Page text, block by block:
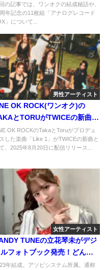
化！気になるジャケットや
格は？
の記事では、ワンオクの結成秘話や、
年記念の11枚組「アナログレコード
」について...
男性アーティスト
OK ROCK(ワンオク)の
とTORUがTWICEの新曲
1」を作曲！ファンの反応
OK ROCKのTakaとToruがプロデュ
した楽曲「Like 1」がTWICEの新曲と
、2025年8月20日に配信リリース...
女性アーティスト
TUNEの立花琴未がデジ
フォトブック発売！どんな
？
年結成。アソビシステム所属。通称